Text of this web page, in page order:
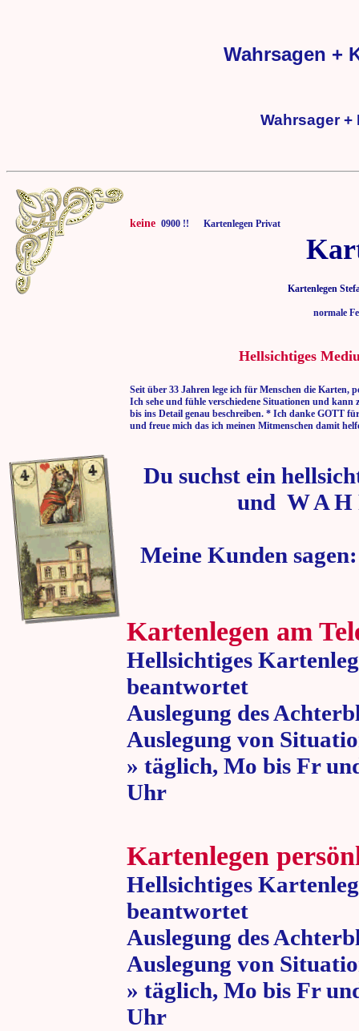
Wahrsagen +
Wahrsager
keine 0900 !! Kartenlegen Privat
Kartenlegen
normale
Hellsichtiges
Seit über 33 Jahren lege ich für Menschen die Karten,
Ich sehe und fühle verschiedene Situationen und kann
bis ins Detail genau beschreiben. * Ich danke GOTT
und freue mich das ich meinen Mitmenschen damit
Du suchst ein
und W A H
Meine Kunden
Kartenlegen am
Hellsichtiges
beantwortet
Auslegung des
Auslegung von
» täglich, Mo bis Fr
Uhr » 80
Kartenlegen
Hellsichtiges
beantwortet
Auslegung des
Auslegung von
» täglich, Mo bis Fr
Uhr » 80